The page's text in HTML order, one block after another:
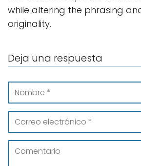
while altering the phrasing
originality.
Deja una respuesta